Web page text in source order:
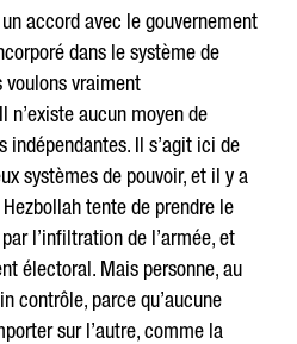
accord avec le gouvernement
dans le système de
voulons vraiment
n’existe aucun moyen de
indépendantes. Il s’agit ici de
systèmes de pouvoir, et il y a
tente de prendre le
l’infiltration de l’armée, et
électoral. Mais personne, au
contrôle, parce qu’aucune
sur l’autre, comme la